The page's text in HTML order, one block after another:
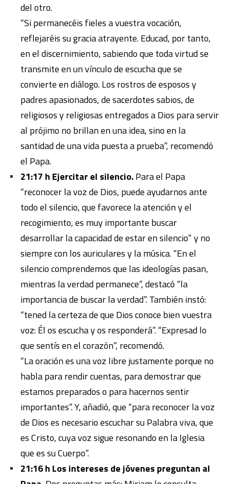
del otro.
“Si permanecéis fieles a vuestra vocación,
reflejaréis su gracia atrayente. Educad, por tanto,
en el discernimiento, sabiendo que toda virtud se
transmite en un vínculo de escucha que se
convierte en diálogo. Los rostros de esposos y
padres apasionados, de sacerdotes sabios, de
religiosos y religiosas entregados a Dios para servir
al prójimo no brillan en una idea, sino en la
santidad de una vida puesta a prueba”, recomendó
el Papa.
21:17 h Ejercitar el silencio.Para el Papa
“reconocer la voz de Dios, puede ayudarnos ante
todo el silencio, que favorece la atención y el
recogimiento, es muy importante buscar
desarrollar la capacidad de estar en silencio” y no
siempre con los auriculares y la música. “En el
silencio comprendemos que las ideologías pasan,
mientras la verdad permanece”, destacó “la
importancia de buscar la verdad”. También instó:
“tened la certeza de que Dios conoce bien vuestra
voz: Él os escucha y os responderá”. “Expresad lo
que sentís en el corazón”, recomendó.
“La oración es una voz libre justamente porque no
habla para rendir cuentas, para demostrar que
estamos preparados o para hacernos sentir
importantes”. Y, añadió, que “para reconocer la voz
de Dios es necesario escuchar su Palabra viva, que
es Cristo, cuya voz sigue resonando en la Iglesia
que es su Cuerpo”.
21:16 h Los intereses de jóvenes preguntan al